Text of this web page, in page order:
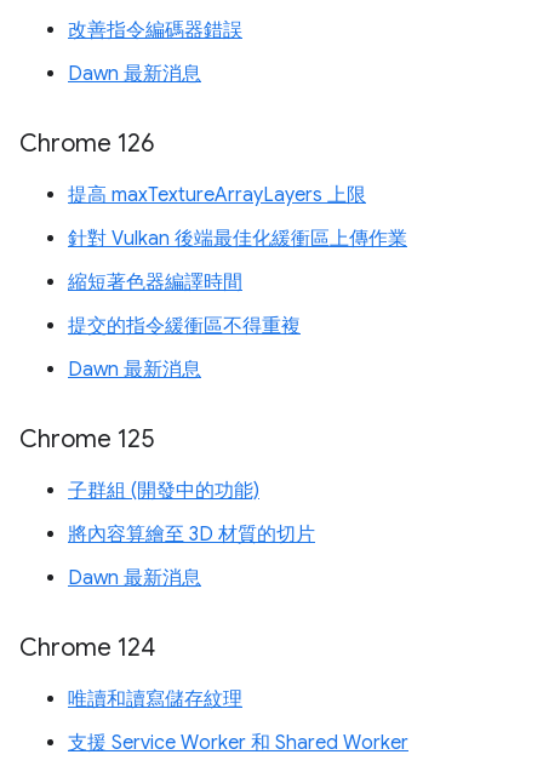
改善指令編碼器錯誤
Dawn 最新消息
Chrome 126
提高 maxTextureArrayLayers 上限
針對 Vulkan 後端最佳化緩衝區上傳作業
縮短著色器編譯時間
提交的指令緩衝區不得重複
Dawn 最新消息
Chrome 125
子群組 (開發中的功能)
將內容算繪至 3D 材質的切片
Dawn 最新消息
Chrome 124
唯讀和讀寫儲存紋理
支援 Service Worker 和 Shared Worker